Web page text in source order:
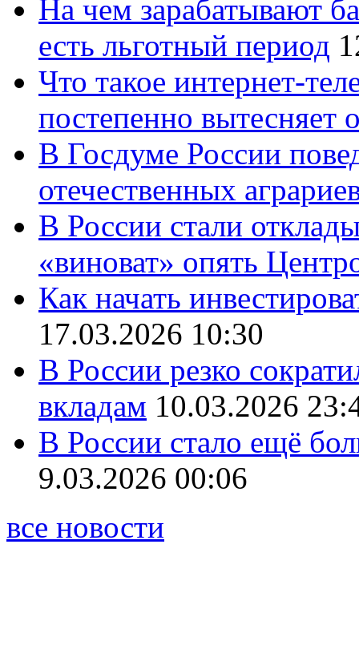
На чем зарабатывают
есть льготный период
Что такое интернет-
постепенно вытесняет
В Госдуме России
отечественных
В России стали
«виноват» опять
Как начать
17.03.2026 10:30
В России резко
вкладам 10.03.2026
В России стало ещё
9.03.2026 00:06
все новости